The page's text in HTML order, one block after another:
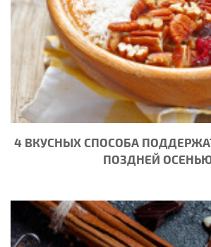
4 ВКУСНЫХ СПОСОБА
ПОЗДНЕЙ